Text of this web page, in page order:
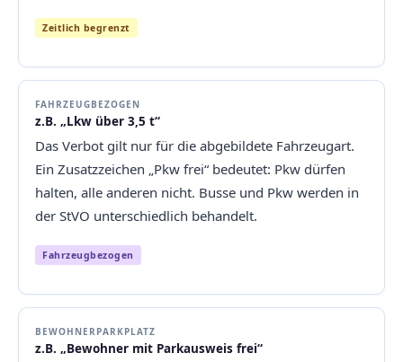
Zeitlich begrenzt
FAHRZEUGBEZOGEN
z.B. „Lkw über 3,5 t“
Das Verbot gilt nur für die abgebildete Fahrzeugart.
Ein Zusatzzeichen „Pkw frei“ bedeutet: Pkw dürfen
halten, alle anderen nicht. Busse und Pkw werden in
der StVO unterschiedlich behandelt.
Fahrzeugbezogen
BEWOHNERPARKPLATZ
z.B. „Bewohner mit Parkausweis frei“